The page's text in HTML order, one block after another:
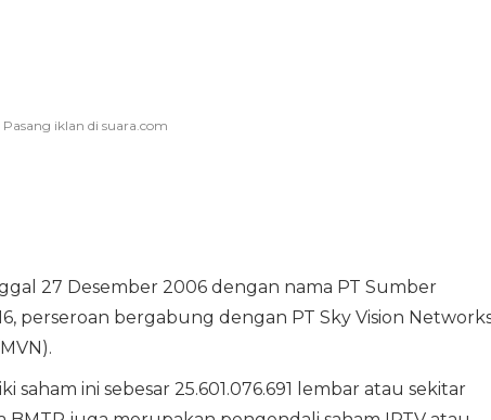
27 Desember 2006 dengan nama PT Sumber
perseroan bergabung dengan PT Sky Vision
saham ini sebesar 25.601.076.691 lembar atau sekitar